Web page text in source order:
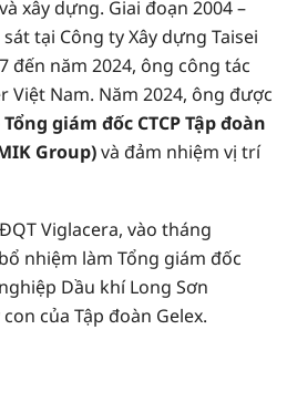
xây dựng. Giai đoạn 2004 –
tại Công ty Xây dựng Taisei
đến năm 2024, ông công tác
Việt Nam. Năm 2024, ông được
giám đốc CTCP Tập đoàn
Group)và đảm nhiệm vị trí
Viglacera, vào tháng
nhiệm làm Tổng giám đốc
Dầu khí Long Sơn
của Tập đoàn Gelex.